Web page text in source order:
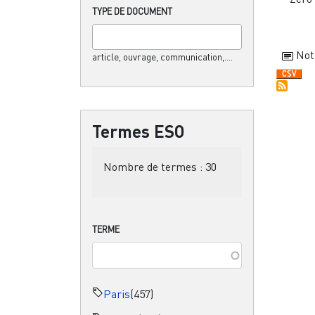
TYPE DE DOCUMENT
article, ouvrage, communication,....
Termes ESO
Nombre de termes : 30
TERME
Paris(457)